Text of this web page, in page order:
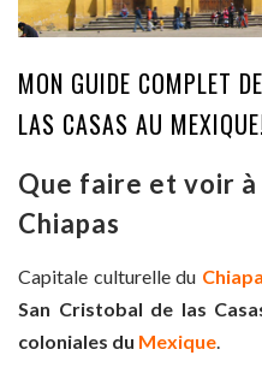
MON GUIDE COMPLET
LAS CASAS AU
Que faire et voir à
Chiapas
Capitale culturelle du
San Cristobal de las
coloniales du Mexique